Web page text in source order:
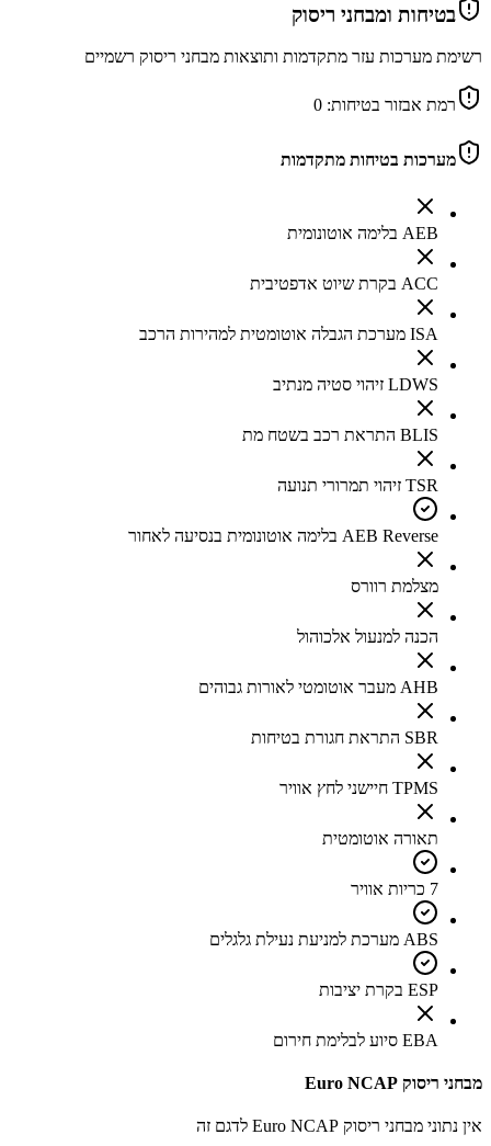
בטיחות ומבחני ריסוק
רשימת מערכות עזר מתקדמות ותוצאות מבחני ריסוק רשמיים
רמת אבזור בטיחות: 0
מערכות בטיחות מתקדמות
AEB בלימה אוטונומית
ACC בקרת שיוט אדפטיבית
ISA מערכת הגבלה אוטומטית למהירות הרכב
LDWS זיהוי סטיה מנתיב
BLIS התראת רכב בשטח מת
TSR זיהוי תמרורי תנועה
AEB Reverse בלימה אוטונומית בנסיעה לאחור
מצלמת רוורס
הכנה למנעול אלכוהול
AHB מעבר אוטומטי לאורות גבוהים
SBR התראת חגורת בטיחות
TPMS חיישני לחץ אוויר
תאורה אוטומטית
7 כריות אוויר
ABS מערכת למניעת נעילת גלגלים
ESP בקרת יציבות
EBA סיוע לבלימת חירום
מבחני ריסוק Euro NCAP
אין נתוני מבחני ריסוק Euro NCAP לדגם זה